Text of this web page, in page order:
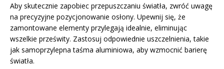
Aby skutecznie zapobiec przepuszczaniu światła, zwróć uwagę
na precyzyjne pozycjonowanie osłony. Upewnij się, że
zamontowane elementy przylegają idealnie, eliminując
wszelkie prześwity. Zastosuj odpowiednie uszczelnienia, takie
jak samoprzylepna taśma aluminiowa, aby wzmocnić barierę
światła.